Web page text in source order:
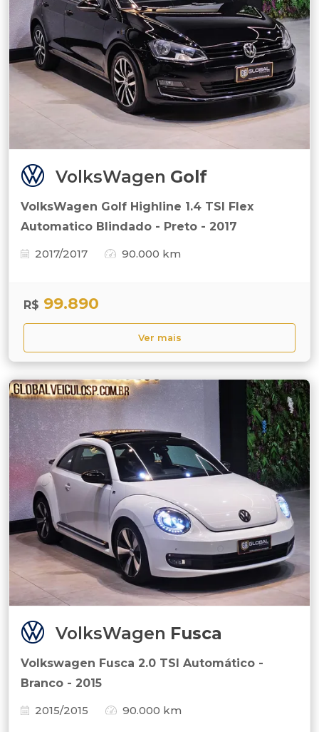
VolksWagen Golf
VolksWagen Golf Highline 1.4 TSI Flex
Automatico Blindado - Preto - 2017
2017/2017
90.000 km
R$ 99.890
Ver mais
VolksWagen Fusca
Volkswagen Fusca 2.0 TSI Automático -
Branco - 2015
2015/2015
90.000 km